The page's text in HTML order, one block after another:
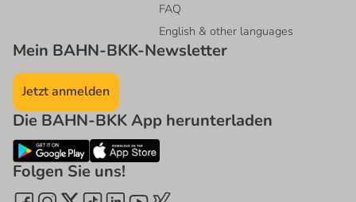
FAQ
English & other languages
Mein BAHN-BKK-Newsletter
Jetzt anmelden
Die BAHN-BKK App herunterladen
Folgen Sie uns!